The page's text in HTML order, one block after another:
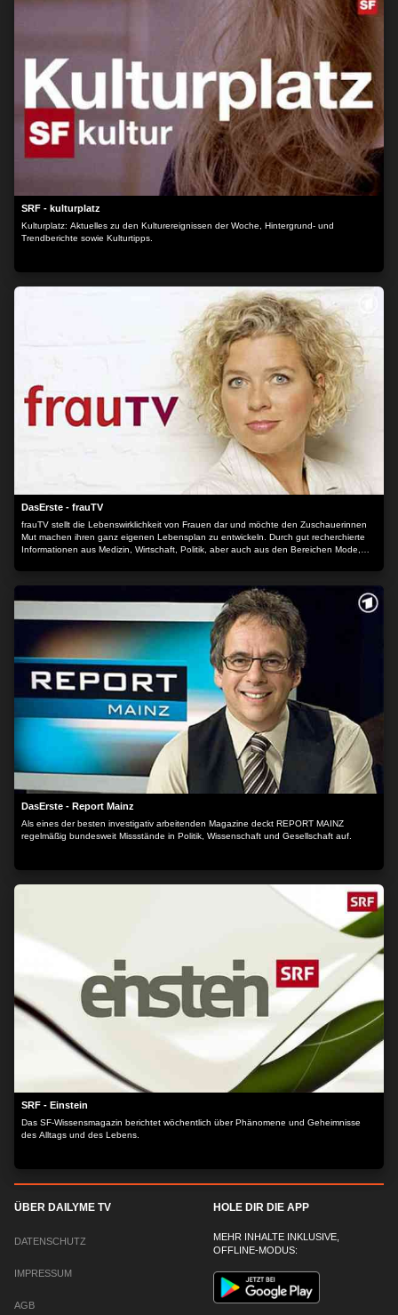
SRF - kulturplatz
Kulturplatz: Aktuelles zu den Kulturereignissen der Woche, Hintergrund- und
Trendberichte sowie Kulturtipps.
DasErste - frauTV
frauTV stellt die Lebenswirklichkeit von Frauen dar und möchte den Zuschauerinnen
Mut machen ihren ganz eigenen Lebensplan zu entwickeln. Durch gut recherchierte
Informationen aus Medizin, Wirtschaft, Politik, aber auch aus den Bereichen Mode,
Holzhammer!
DasErste - Report Mainz
Als eines der besten investigativ arbeitenden Magazine deckt REPORT MAINZ
regelmäßig bundesweit Missstände in Politik, Wissenschaft und Gesellschaft auf.
SRF - Einstein
Das SF-Wissensmagazin berichtet wöchentlich über Phänomene und Geheimnisse
des Alltags und des Lebens.
ÜBER DAILYME TV
DATENSCHUTZ
IMPRESSUM
AGB
HOLE DIR DIE APP
MEHR INHALTE INKLUSIVE,
OFFLINE-MODUS: